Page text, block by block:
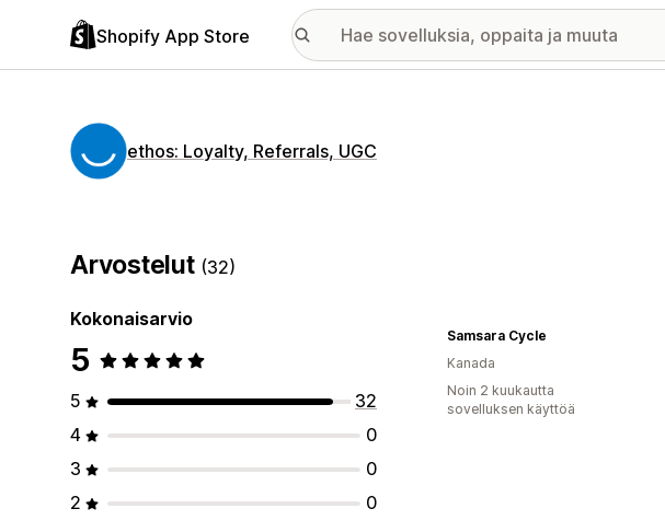
Shopify App Store
ethos: Loyalty, Referrals, UGC
Arvostelut (32)
Kokonaisarvio
5
5
32
4
0
3
0
2
0
Samsara Cycle
Kanada
Noin 2 kuukautta
sovelluksen käyttöä